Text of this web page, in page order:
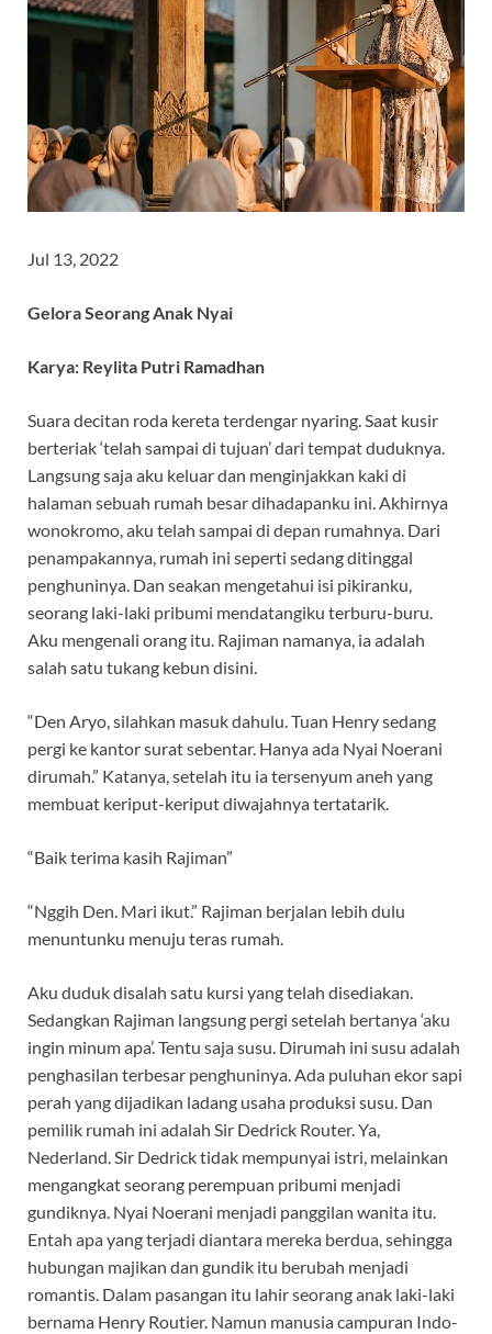
Jul 13, 2022
Gelora Seorang Anak Nyai
Karya: Reylita Putri Ramadhan
Suara decitan roda kereta terdengar nyaring. Saat kusir
berteriak ‘telah sampai di tujuan’ dari tempat duduknya.
Langsung saja aku keluar dan menginjakkan kaki di
halaman sebuah rumah besar dihadapanku ini. Akhirnya
wonokromo, aku telah sampai di depan rumahnya. Dari
penampakannya, rumah ini seperti sedang ditinggal
penghuninya. Dan seakan mengetahui isi pikiranku,
seorang laki-laki pribumi mendatangiku terburu-buru.
Aku mengenali orang itu. Rajiman namanya, ia adalah
salah satu tukang kebun disini.
“Den Aryo, silahkan masuk dahulu. Tuan Henry sedang
pergi ke kantor surat sebentar. Hanya ada Nyai Noerani
dirumah.” Katanya, setelah itu ia tersenyum aneh yang
membuat keriput-keriput diwajahnya tertatarik.
“Baik terima kasih Rajiman”
“Nggih Den. Mari ikut.” Rajiman berjalan lebih dulu
menuntunku menuju teras rumah.
Aku duduk disalah satu kursi yang telah disediakan.
Sedangkan Rajiman langsung pergi setelah bertanya ‘aku
ingin minum apa’. Tentu saja susu. Dirumah ini susu adalah
penghasilan terbesar penghuninya. Ada puluhan ekor sapi
perah yang dijadikan ladang usaha produksi susu. Dan
pemilik rumah ini adalah Sir Dedrick Router. Ya,
Nederland. Sir Dedrick tidak mempunyai istri, melainkan
mengangkat seorang perempuan pribumi menjadi
gundiknya. Nyai Noerani menjadi panggilan wanita itu.
Entah apa yang terjadi diantara mereka berdua, sehingga
hubungan majikan dan gundik itu berubah menjadi
romantis. Dalam pasangan itu lahir seorang anak laki-laki
bernama Henry Routier. Namun manusia campuran Indo-